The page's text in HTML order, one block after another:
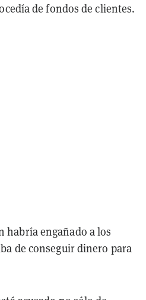
de fondos de clientes.
habría engañado a los
de conseguir dinero para